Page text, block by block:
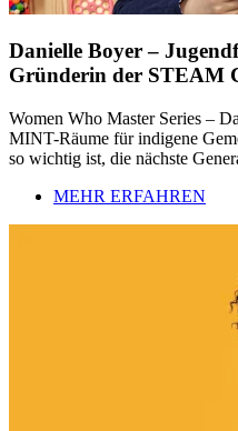
Danielle Boyer –
Gründerin der STEAM
Women Who Master Series –
MINT-Räume für indigene
so wichtig ist, die nächste
MEHR ERFAHREN